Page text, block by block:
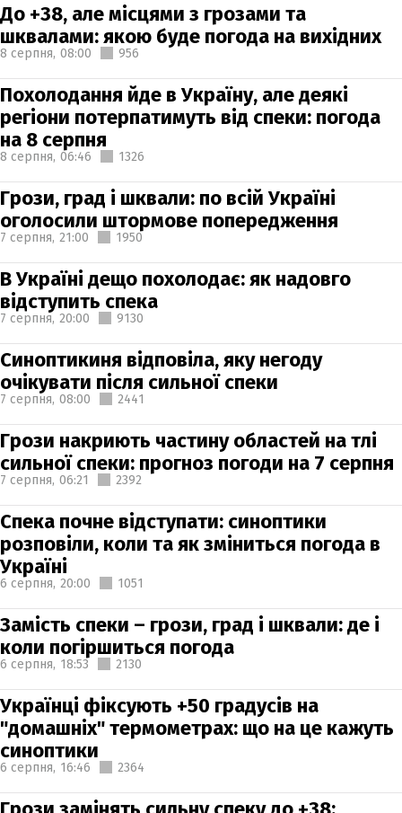
До +38, але місцями з грозами та
шквалами: якою буде погода на вихідних
8 серпня, 08:00 956
Похолодання йде в Україну, але деякі
регіони потерпатимуть від спеки: погода
на 8 серпня
8 серпня, 06:46 1326
Грози, град і шквали: по всій Україні
оголосили штормове попередження
7 серпня, 21:00 1950
В Україні дещо похолодає: як надовго
відступить спека
7 серпня, 20:00 9130
Синоптикиня відповіла, яку негоду
очікувати після сильної спеки
7 серпня, 08:00 2441
Грози накриють частину областей на тлі
сильної спеки: прогноз погоди на 7 серпня
7 серпня, 06:21 2392
Спека почне відступати: синоптики
розповіли, коли та як зміниться погода в
Україні
6 серпня, 20:00 1051
Замість спеки – грози, град і шквали: де і
коли погіршиться погода
6 серпня, 18:53 2130
Українці фіксують +50 градусів на
"домашніх" термометрах: що на це кажуть
синоптики
6 серпня, 16:46 2364